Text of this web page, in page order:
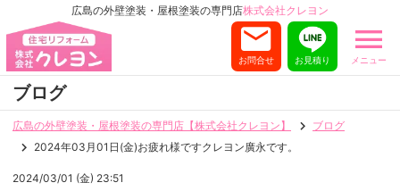
広島の外壁塗装・屋根塗装の専門店株式会社クレヨン
メニュー
お見積り
お問合せ
ブログ
広島の外壁塗装・屋根塗装の専門店【株式会社クレヨン】
ブログ
2024年03月01日(金)お疲れ様ですクレヨン廣永です。
2024/03/01 (金) 23:51